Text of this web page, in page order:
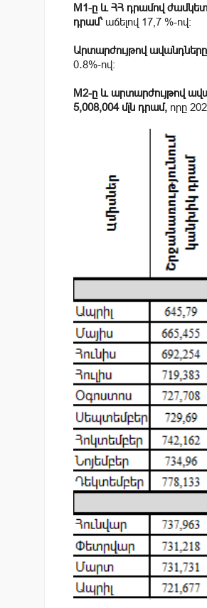
M1-ը և ՀՀ դրամով
դրամ՝ աճելով 17,7 %-ով։
Արտարժույթով ավանդները
0․8%-ով։
M2-ը և արտարժույթով
5,008,004 մլն դրամ, որը